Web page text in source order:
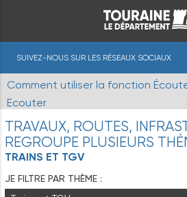
SUIVEZ-NOUS SUR LES RÉSEAUX SOCIAUX
Comment utiliser la fonction
Ecouter
TRAVAUX, ROUTES,
REGROUPE PLUSIEURS
TRAINS ET TGV
JE FILTRE PAR THÈME :